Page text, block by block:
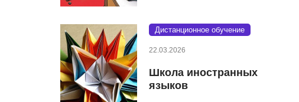
Дистанционное обучение
22.03.2026
Школа иностранных
языков